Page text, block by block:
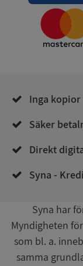
Inga
Säker
Direkt
Syna -
Syna har
Myndigheten
som bl. a.
samma